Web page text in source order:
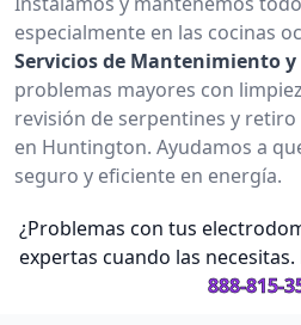
especialmente en las cocinas
Servicios de Mantenimiento y
problemas mayores con
revisión de serpentines y
en Huntington. Ayudamos a
seguro y eficiente en energía.
¿Problemas con tus
expertas cuando las
888-815-